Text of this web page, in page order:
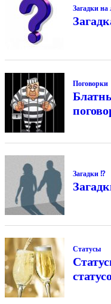
Загадки на
Поговорки
Загадки ⁉
Статусы